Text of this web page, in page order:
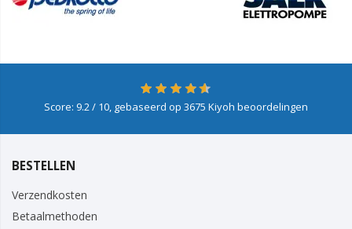
Score: 9.2/ 10, gebaseerd op 3675 Kiyoh beoordelingen
BESTELLEN
Verzendkosten
Betaalmethoden